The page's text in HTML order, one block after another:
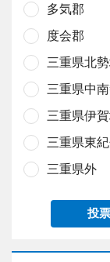
多気郡
度会郡
三重県北
三重県中
三重県伊
三重県東
三重県外
投